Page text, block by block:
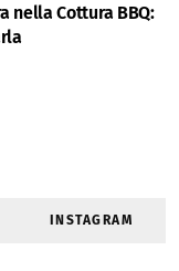
nella Cottura BBQ:
INSTAGRAM